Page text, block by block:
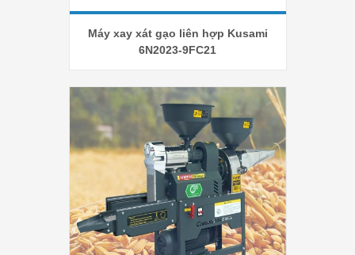
Máy xay xát gạo liên hợp Kusami
6N2023-9FC21